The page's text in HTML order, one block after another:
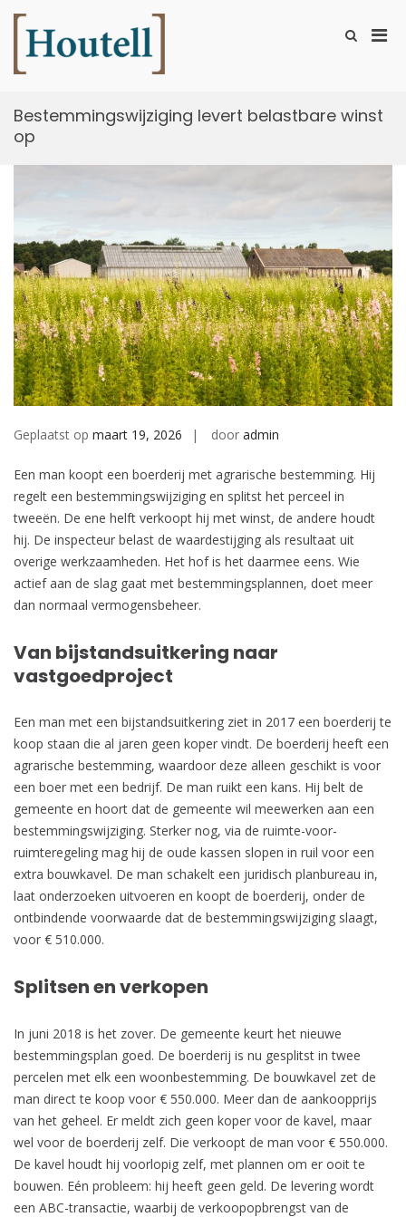
naar
inhoud
Toon
Bestemmingswijziging levert belastbare winst
op
Geplaatst op maart 19, 2026 door admin
Een man koopt een boerderij met agrarische bestemming. Hij
regelt een bestemmingswijziging en splitst het perceel in
tweeën. De ene helft verkoopt hij met winst, de andere houdt
hij. De inspecteur belast de waardestijging als resultaat uit
overige werkzaamheden. Het hof is het daarmee eens. Wie
actief aan de slag gaat met bestemmingsplannen, doet meer
dan normaal vermogensbeheer.
Van bijstandsuitkering naar
vastgoedproject
Een man met een bijstandsuitkering ziet in 2017 een boerderij te
koop staan die al jaren geen koper vindt. De boerderij heeft een
agrarische bestemming, waardoor deze alleen geschikt is voor
een boer met een bedrijf. De man ruikt een kans. Hij belt de
gemeente en hoort dat de gemeente wil meewerken aan een
bestemmingswijziging. Sterker nog, via de ruimte-voor-
ruimteregeling mag hij de oude kassen slopen in ruil voor een
extra bouwkavel. De man schakelt een juridisch planbureau in,
laat onderzoeken uitvoeren en koopt de boerderij, onder de
ontbindende voorwaarde dat de bestemmingswijziging slaagt,
voor € 510.000.
Splitsen en verkopen
In juni 2018 is het zover. De gemeente keurt het nieuwe
bestemmingsplan goed. De boerderij is nu gesplitst in twee
percelen met elk een woonbestemming. De bouwkavel zet de
man direct te koop voor € 550.000. Meer dan de aankoopprijs
van het geheel. Er meldt zich geen koper voor de kavel, maar
wel voor de boerderij zelf. Die verkoopt de man voor € 550.000.
De kavel houdt hij voorlopig zelf, met plannen om er ooit te
bouwen. Eén probleem: hij heeft geen geld. De levering wordt
een ABC-transactie, waarbij de verkoopopbrengst van de